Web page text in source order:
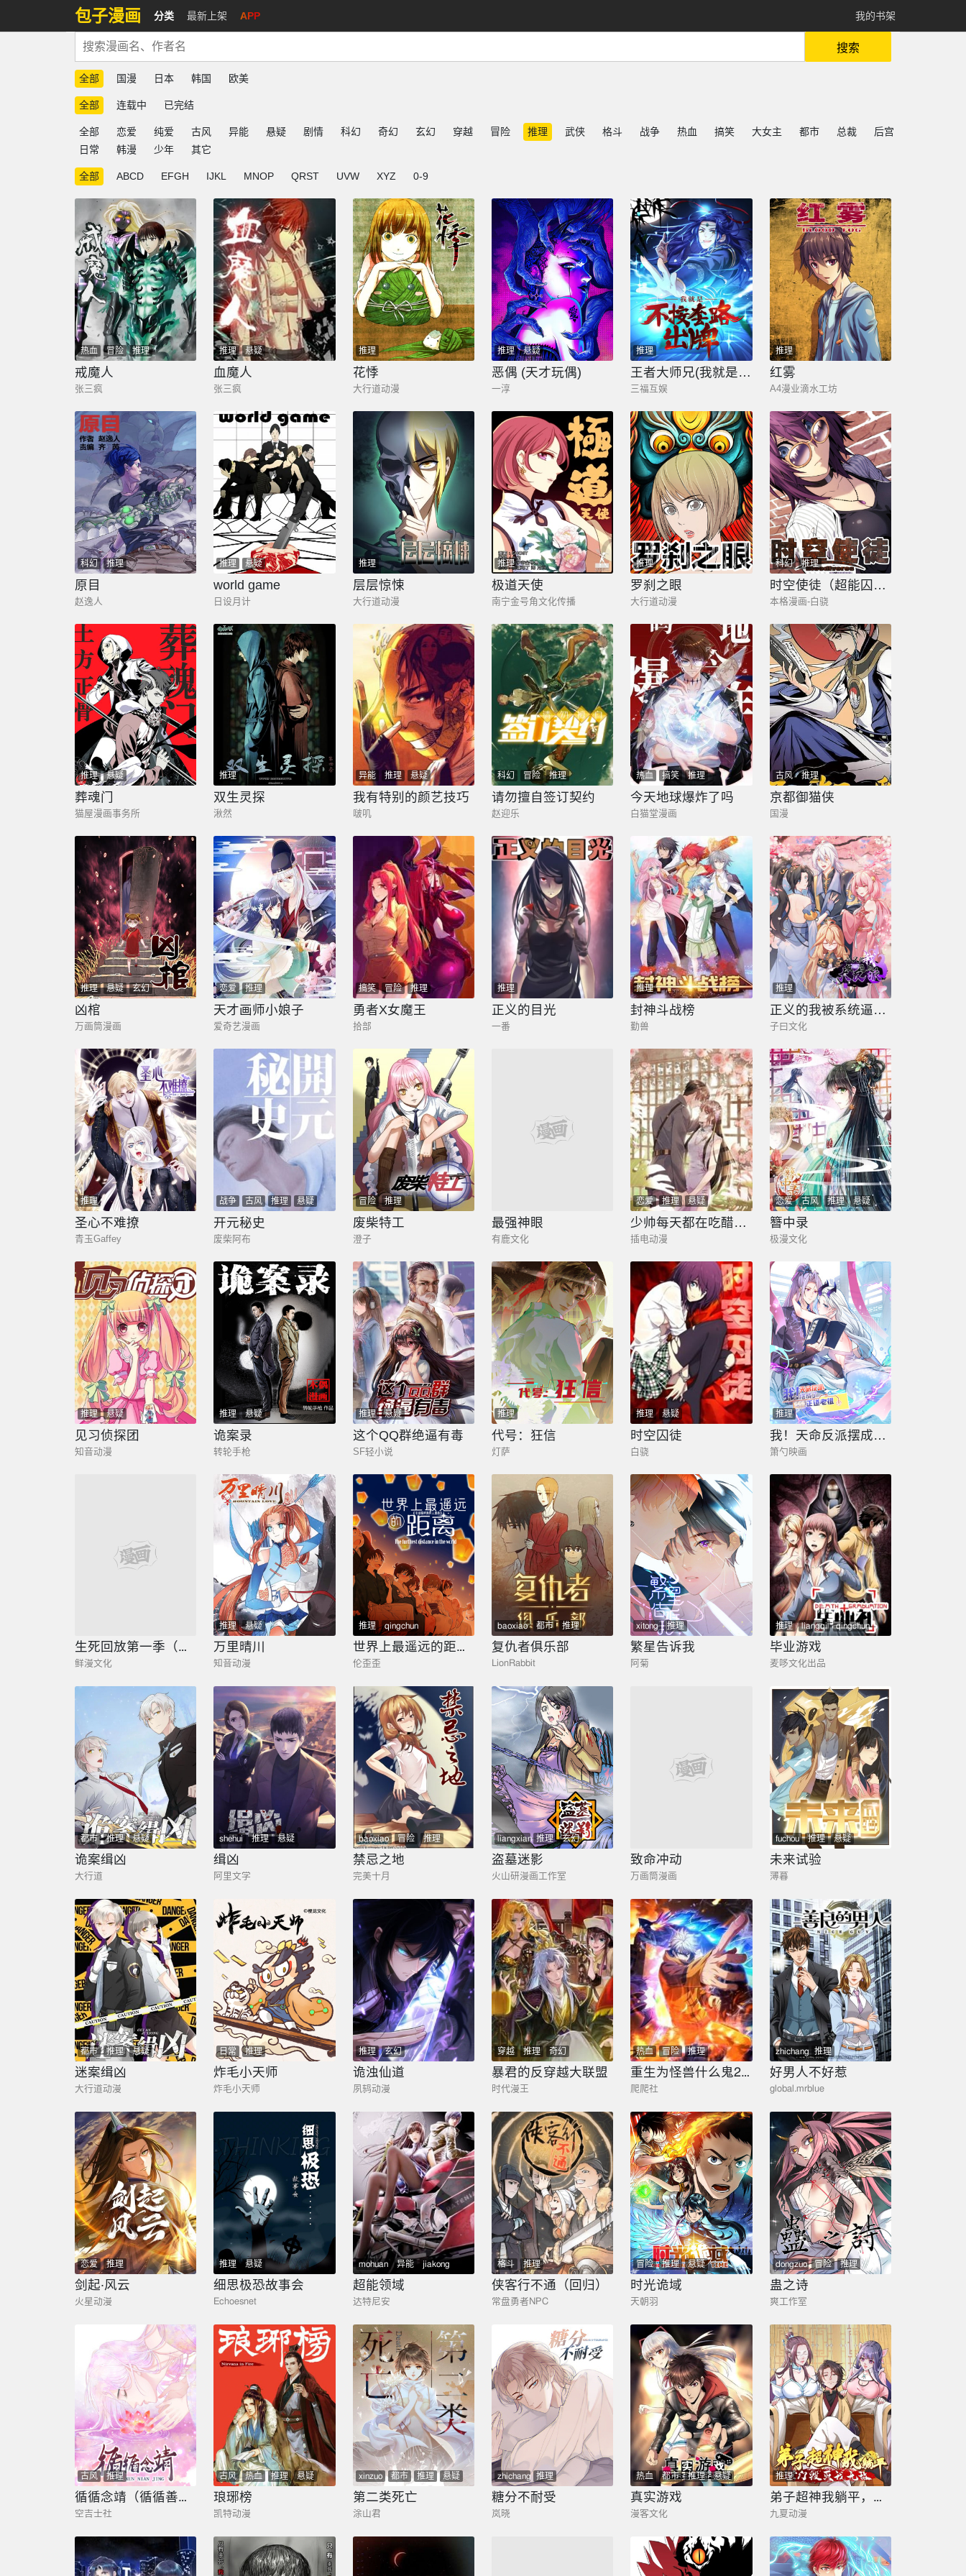
包子漫画 分类 最新上架 APP 我的书架
搜索
全部 国漫 日本 韩国 欧美
全部 连载中 已完结
全部 恋爱 纯爱 古风 异能 悬疑 剧情 科幻 奇幻 玄幻 穿越 冒险 推理 武侠 格斗 战争 热血 搞笑 大女主 都市 总裁
后宫
日常
韩漫 少年 其它
全部 ABCD EFGH IJKL MNOP QRST UVW XYZ 0-9
热血 冒险 推理
戒魔人
张三疯
推理 悬疑
血魔人
张三疯
推理
花悸
大行道动漫
推理 悬疑
恶偶 (天才玩偶)
一淳
推理
王者大师兄(我就是不按套路出牌
三福互娱
推理
红雾
A4漫业滴水工坊
科幻 推理
原目
赵逸人
推理 悬疑
world game
日设月计
推理
层层惊悚
大行道动漫
推理
极道天使
南宁金号角文化传播
推理
罗刹之眼
大行道动漫
科幻 推理
时空使徒（超能囚徒）
本格漫画-白骁
推理 悬疑
葬魂门
猫屋漫画事务所
推理
双生灵探
湫然
异能 推理 悬疑
我有特别的颜艺技巧
啵叽
科幻 冒险 推理
请勿擅自签订契约
赵迎乐
热血 搞笑 推理
今天地球爆炸了吗
白猫堂漫画
古风 推理
京都御猫侠
国漫
推理 悬疑 玄幻
凶棺
万画筒漫画
恋爱 推理
天才画师小娘子
爱奇艺漫画
搞笑 冒险 推理
勇者X女魔王
拾部
推理
正义的目光
一番
推理
封神斗战榜
勤兽
推理
正义的我被系统逼成大反派
子曰文化
推理
圣心不难撩
青玉Gaffey
战争 古风 推理 悬疑
开元秘史
废柴阿布
冒险 推理
废柴特工
澄子
最强神眼
有鹿文化
恋爱 推理 悬疑
少帅每天都在吃醋2:少帅是醋精
插电动漫
恋爱 古风 推理 悬疑
簪中录
极漫文化
推理 悬疑
见习侦探团
知音动漫
推理 悬疑
诡案录
转轮手枪
推理 悬疑
这个QQ群绝逼有毒
SF轻小说
推理
代号：狂信
灯萨
推理 悬疑
时空囚徒
白骁
推理
我！天命反派摆成了正道老祖
箫勺映画
生死回放第一季（死亡回放）
鲜漫文化
推理 悬疑
万里晴川
知音动漫
推理 qingchun
世界上最遥远的距离漫画
伦歪歪
baoxiao 都市 推理
复仇者俱乐部
LionRabbit
xitong 推理
繁星告诉我
阿菊
推理 liangqi
qingchun
xiaoyuan
悬疑
毕业游戏
麦哆文化出品
都市 推理 悬疑
诡案缉凶
大行道
shehui 推理 悬疑
缉凶
阿里文学
baoxiao 冒险 推理
禁忌之地
完美十月
liangxian 推理 玄幻
盗墓迷影
火山研漫画工作室
致命冲动
万画筒漫画
fuchou 推理 悬疑
未来试验
薄暮
都市 推理 悬疑
迷案缉凶
大行道动漫
日常 推理
炸毛小天师
炸毛小天师
推理 玄幻
诡浊仙道
夙鸫动漫
穿越 推理 奇幻
暴君的反穿越大联盟
时代漫王
热血 冒险 推理
重生为怪兽什么鬼2：兽神崛起
爬爬社
zhichang 推理
好男人不好惹
global.mrblue
恋爱 推理
剑起·风云
火星动漫
推理 悬疑
细思极恐故事会
Echoesnet
mohuan 异能
jiakong
推理
悬疑
超能领域
达特尼安
格斗 推理
侠客行不通（回归）
常盘勇者NPC
冒险 推理 悬疑
时光诡域
天朝羽
dongzuo 冒险 推理
蛊之诗
爽工作室
古风 推理
循循念靖（循循善诱、鹿鸣曲）
空吉士社
古风 热血 推理 悬疑
琅琊榜
凯特动漫
xinzuo 都市 推理 悬疑
第二类死亡
涂山君
zhichang 推理
糖分不耐受
岚晓
热血 都市 推理 悬疑
真实游戏
漫客文化
推理
弟子超神我躺平，宗门毁灭我无敌
九夏动漫